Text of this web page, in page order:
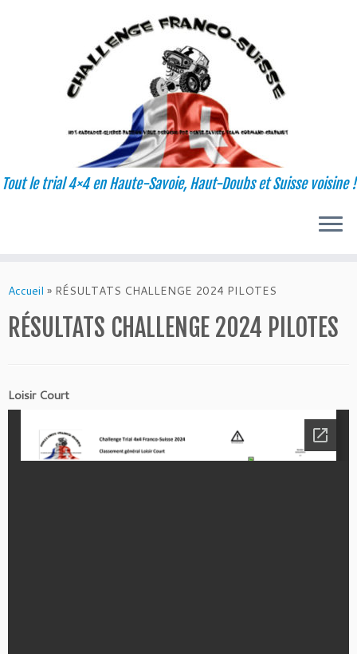
au
Tout le trial 4×4 en Haute-Savoie, Haut-Doubs et Suisse voisine !
Accueil » RÉSULTATS CHALLENGE 2024 PILOTES
RÉSULTATS CHALLENGE 2024 PILOTES
Loisir Court